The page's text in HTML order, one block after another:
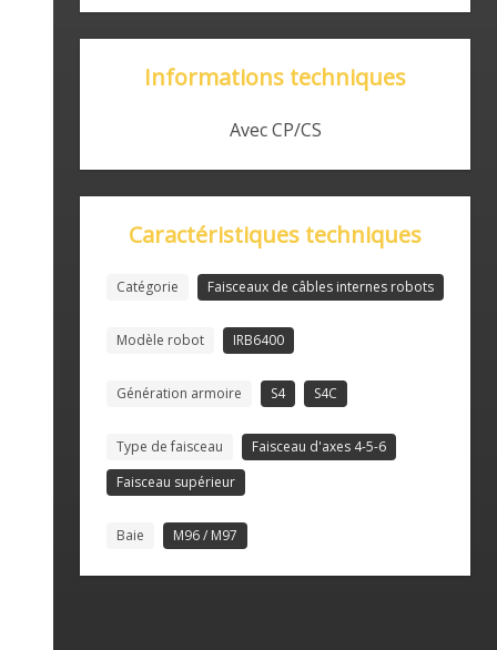
Informations techniques
Avec CP/CS
Caractéristiques techniques
Catégorie Faisceaux de câbles internes robots
Modèle robot IRB6400
Génération armoire S4 S4C
Type de faisceau
Faisceau d'axes 4-5-6
Faisceau supérieur
Baie M96 / M97